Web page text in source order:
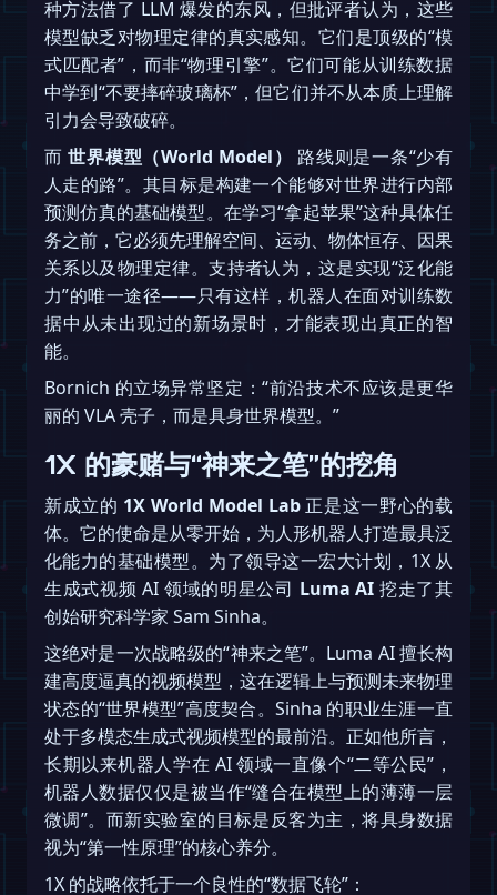
种方法借了 LLM 爆发的东风，但批评者认为，这些
模型缺乏对物理定律的真实感知。它们是顶级的“模
式匹配者”，而非“物理引擎”。它们可能从训练数据
中学到“不要摔碎玻璃杯”，但它们并不从本质上理解
引力会导致破碎。
而世界模型（World Model）
路线则是一条“少有
人走的路”。其目标是构建一个能够对世界进行内部
预测仿真的基础模型。在学习“拿起苹果”这种具体任
务之前，它必须先理解空间、运动、物体恒存、因果
关系以及物理定律。支持者认为，这是实现“泛化能
力”的唯一途径——只有这样，机器人在面对训练数
据中从未出现过的新场景时，才能表现出真正的智
能。
Bornich 的立场异常坚定：“前沿技术不应该是更华
丽的 VLA 壳子，而是具身世界模型。”
1X 的豪赌与“神来之笔”的挖角
新成立的 1X World Model Lab正是这一野心的载
体。它的使命是从零开始，为人形机器人打造最具泛
化能力的基础模型。为了领导这一宏大计划，1X 从
生成式视频 AI 领域的明星公司 Luma AI 挖走了其
创始研究科学家 Sam Sinha。
这绝对是一次战略级的“神来之笔”。Luma AI 擅长构
建高度逼真的视频模型，这在逻辑上与预测未来物理
状态的“世界模型”高度契合。Sinha 的职业生涯一直
处于多模态生成式视频模型的最前沿。正如他所言，
长期以来机器人学在 AI 领域一直像个“二等公民”，
机器人数据仅仅是被当作“缝合在模型上的薄薄一层
微调”。而新实验室的目标是反客为主，将具身数据
视为“第一性原理”的核心养分。
1X 的战略依托于一个良性的“数据飞轮”：